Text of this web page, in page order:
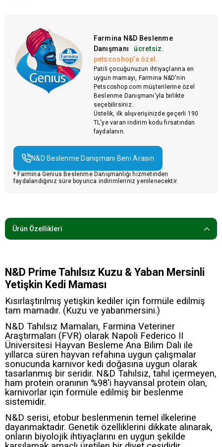
Farmina N&D Beslenme
Danışmanı
ücretsiz.
petscoshop'a özel..
Patili çocuğunuzun ihtiyaçlarına en
uygun mamayı, Farmina N&D'nin
Petscoshop.com müşterilerine özel
Beslenme Danışmanı'yla birlikte
seçebilirsiniz.
Üstelik, ilk alışverişinizde geçerli 190
TL'ye varan indirim kodu fırsatından
faydalanın.
N&D Beslenme Danışmanı Beni Arasın
* Farmina Genius Beslenme Danışmanlığı hizmetinden
faydalandığınız süre boyunca indirimleriniz yenilenecektir.
Ürün Özellikleri
N&D Prime Tahılsız Kuzu & Yaban Mersinli
Yetişkin Kedi Maması
Kısırlaştırılmış yetişkin kediler için formüle edilmiş
tam mamadır. (Kuzu ve yabanmersini.)
N&D Tahılsız Mamaları, Farmina Veteriner
Araştırmaları (FVR) olarak Napoli Federico II
Üniversitesi Hayvan Besleme Ana Bilim Dalı ile
yıllarca süren hayvan refahına uygun çalışmalar
sonucunda karnivor kedi doğasına uygun olarak
tasarlanmış bir seridir. N&D Tahılsız, tahıl içermeyen,
ham protein oranının %98'i hayvansal protein olan,
karnivorlar için formüle edilmiş bir beslenme
sistemidir.
N&D serisi, etobur beslenmenin temel ilkelerine
dayanmaktadır. Genetik özelliklerini dikkate alınarak,
onların biyolojik ihtiyaçlarını en uygun şekilde